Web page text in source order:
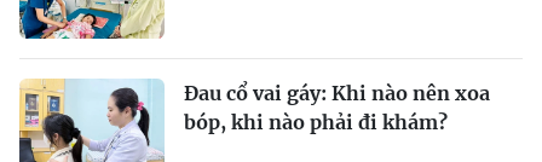
Đau cổ vai gáy: Khi nào nên xoa
bóp, khi nào phải đi khám?